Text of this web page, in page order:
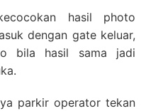
hasil photo
dengan gate keluar,
bila hasil sama jadi
parkir operator tekan